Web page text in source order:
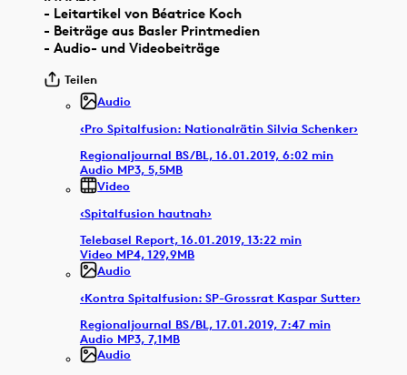
- Leitartikel von Béatrice Koch
- Beiträge aus Basler Printmedien
- Audio- und Videobeiträge
Teilen
Audio
‹Pro Spitalfusion: Nationalrätin Silvia Schenker›
Regionaljournal BS/BL, 16.01.2019, 6:02 min
Audio MP3, 5,5MB
Video
‹Spitalfusion hautnah›
Telebasel Report, 16.01.2019, 13:22 min
Video MP4, 129,9MB
Audio
‹Kontra Spitalfusion: SP-Grossrat Kaspar Sutter›
Regionaljournal BS/BL, 17.01.2019, 7:47 min
Audio MP3, 7,1MB
Audio